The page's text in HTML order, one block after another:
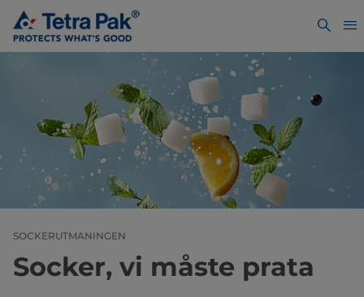
SOCKERUTMANINGEN
Socker, vi måste prata